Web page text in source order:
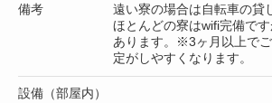
備考
遠い寮の場合は自転車の貸
ほとんどの寮はwifi完備で
あります。※3ヶ月以上で
定がしやすくなります。
設備（部屋内）